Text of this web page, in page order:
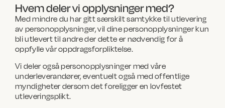
Hvem deler vi opplysninger med?
Med mindre du har gitt særskilt samtykke til utlevering
av personopplysninger, vil dine personopplysninger kun
bli utlevert til andre der dette er nødvendig for å
oppfylle vår oppdragsforpliktelse.
Vi deler også personopplysninger med våre
underleverandører, eventuelt også med offentlige
myndigheter dersom det foreligger en lovfestet
utleveringsplikt.